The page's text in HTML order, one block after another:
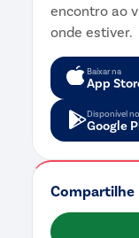
encontro ao
onde estiver.
Baixar na
App
Disponível no
Google
Compartilhe